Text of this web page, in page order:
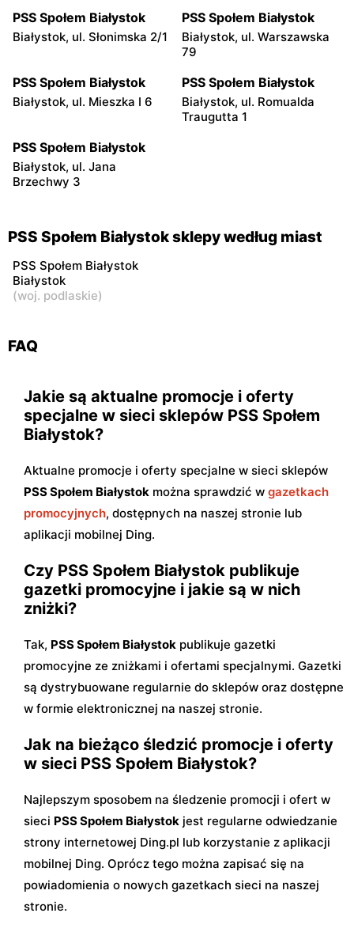
PSS Społem Białystok
Białystok, ul. Słonimska 2/1
PSS Społem Białystok
Białystok, ul. Warszawska
79
PSS Społem Białystok
Białystok, ul. Mieszka I 6
PSS Społem Białystok
Białystok, ul. Romualda
Traugutta 1
PSS Społem Białystok
Białystok, ul. Jana
Brzechwy 3
PSS Społem Białystok sklepy według miast
PSS Społem Białystok
Białystok
(woj. podlaskie)
FAQ
Jakie są aktualne promocje i oferty
specjalne w sieci sklepów PSS Społem
Białystok?
Aktualne promocje i oferty specjalne w sieci sklepów
PSS Społem Białystok można sprawdzić w gazetkach
promocyjnych, dostępnych na naszej stronie lub
aplikacji mobilnej Ding.
Czy PSS Społem Białystok publikuje
gazetki promocyjne i jakie są w nich
zniżki?
Tak, PSS Społem Białystok publikuje gazetki
promocyjne ze zniżkami i ofertami specjalnymi. Gazetki
są dystrybuowane regularnie do sklepów oraz dostępne
w formie elektronicznej na naszej stronie.
Jak na bieżąco śledzić promocje i oferty
w sieci PSS Społem Białystok?
Najlepszym sposobem na śledzenie promocji i ofert w
sieci PSS Społem Białystok jest regularne odwiedzanie
strony internetowej Ding.pl lub korzystanie z aplikacji
mobilnej Ding. Oprócz tego można zapisać się na
powiadomienia o nowych gazetkach sieci na naszej
stronie.